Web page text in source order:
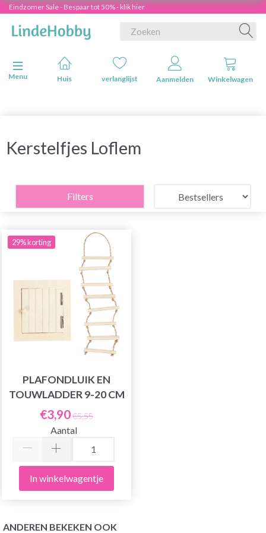
Eindzomer Sale - Bespaar tot 50% - klik hier
Navigatie in-/uitschakelen
Menu
Huis verlanglijst Aanmelden Winkelwagen
Kerstelfjes Loflem
Filters
29% korting
PLAFONDLUIK EN
TOUWLADDER 9-20 CM
€3,90€5,55
Aantal
In winkelwagentje
ANDEREN BEKEKEN OOK